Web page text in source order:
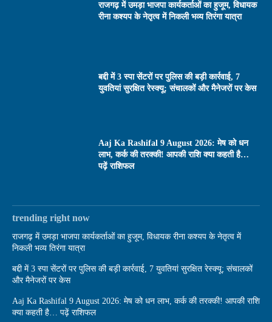
राजगढ़ में उमड़ा भाजपा कार्यकर्ताओं का हुजूम, विधायक
रीना कश्यप के नेतृत्व में निकली भव्य तिरंगा यात्रा
बद्दी में 3 स्पा सेंटरों पर पुलिस की बड़ी कार्रवाई, 7
युवतियां सुरक्षित रेस्क्यू; संचालकों और मैनेजरों पर केस
Aaj Ka Rashifal 9 August 2026: मेष को धन
लाभ, कर्क की तरक्की! आपकी राशि क्या कहती है…
पढ़ें राशिफल
trending right now
राजगढ़ में उमड़ा भाजपा कार्यकर्ताओं का हुजूम, विधायक रीना कश्यप के नेतृत्व में
निकली भव्य तिरंगा यात्रा
बद्दी में 3 स्पा सेंटरों पर पुलिस की बड़ी कार्रवाई, 7 युवतियां सुरक्षित रेस्क्यू; संचालकों
और मैनेजरों पर केस
Aaj Ka Rashifal 9 August 2026: मेष को धन लाभ, कर्क की तरक्की! आपकी राशि
क्या कहती है… पढ़ें राशिफल